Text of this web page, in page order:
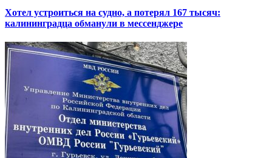
Хотел устроиться на судно, а потерял 167 тысяч:
калининградца обманули в мессенджере